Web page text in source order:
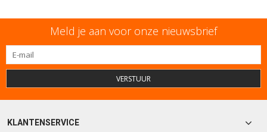
Meld je aan voor onze nieuwsbrief
VERSTUUR
KLANTENSERVICE